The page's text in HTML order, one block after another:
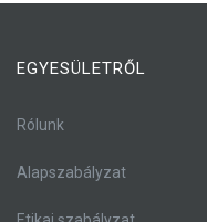
EGYESÜLETRŐL
Rólunk
Alapszabályzat